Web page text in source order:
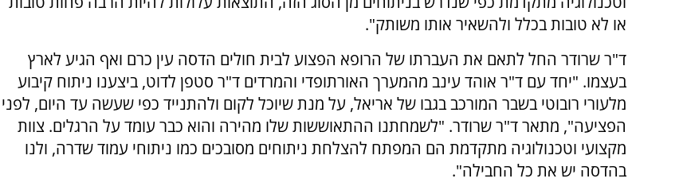
או לא טובות בכלל ולהשאיר אותו משותק".
ד"ר שרודר החל לתאם את העברתו של הרופא הפצוע לבית חולים הדסה עין כרם ואף הגיע לארץ
בעצמו. "יחד עם ד"ר אוהד עינב מהמערך האורתופדי והמרדים ד"ר סטפן לדוט, ביצענו ניתוח קיבוע
מלעורי רובוטי בשבר המורכב בגבו של אריאל, על מנת שיוכל לקום ולהתנייד כפי שעשה עד היום, לפני
הפציעה", מתאר ד"ר שרודר. "לשמחתנו ההתאוששות שלו מהירה והוא כבר עומד על הרגלים. צוות
מקצועי וטכנולוגיה מתקדמת הם המפתח להצלחת ניתוחים מסובכים כמו ניתוחי עמוד שדרה, ולנו
בהדסה יש את כל החבילה".